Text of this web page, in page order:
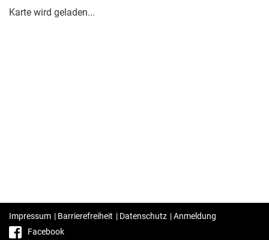
Karte wird geladen...
Impressum | Barrierefreiheit | Datenschutz |Anmeldung
Facebook